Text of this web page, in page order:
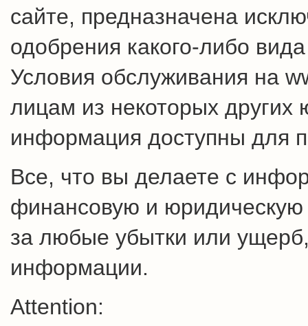
сайте, предназначена
одобрения какого-либо
Условия обслуживания на
лицам из некоторых других
информация доступны для
Все, что вы делаете с
финансовую и юридическую
за любые убытки или
информации.
Attention: